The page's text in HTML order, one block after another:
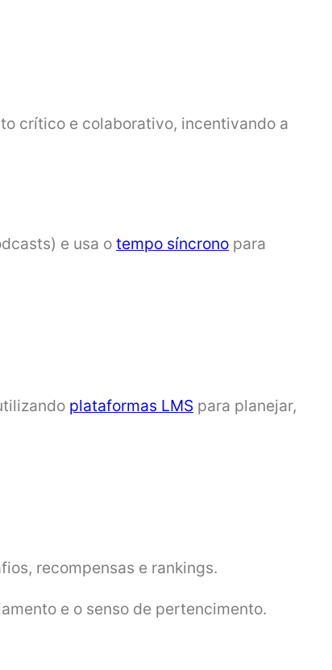
crítico e colaborativo, incentivando a
e usa o tempo síncrono para
plataformas LMS para planejar,
recompensas e rankings.
e o senso de pertencimento.